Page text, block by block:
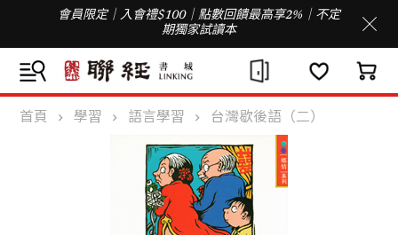
會員限定｜入會禮$100｜點數回饋最高享2%｜不定
期獨家試讀本
首頁 學習 語言學習 台灣歇後語（二）